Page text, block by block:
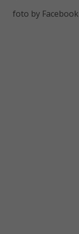
foto by Facebook